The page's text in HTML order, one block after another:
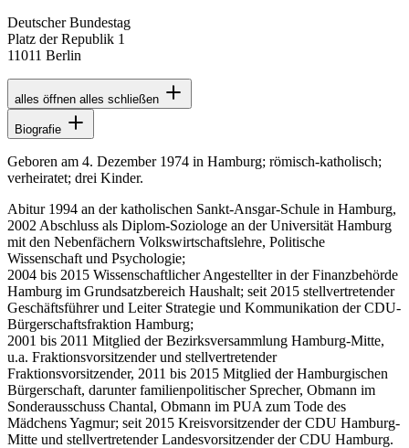
Deutscher Bundestag
Platz der Republik 1
11011 Berlin
alles öffnen alles schließen
Biografie
Geboren am 4. Dezember 1974 in Hamburg; römisch-katholisch;
verheiratet; drei Kinder.
Abitur 1994 an der katholischen Sankt-Ansgar-Schule in Hamburg,
2002 Abschluss als Diplom-Soziologe an der Universität Hamburg
mit den Nebenfächern Volkswirtschaftslehre, Politische
Wissenschaft und Psychologie;
2004 bis 2015 Wissenschaftlicher Angestellter in der Finanzbehörde
Hamburg im Grundsatzbereich Haushalt; seit 2015 stellvertretender
Geschäftsführer und Leiter Strategie und Kommunikation der CDU-
Bürgerschaftsfraktion Hamburg;
2001 bis 2011 Mitglied der Bezirksversammlung Hamburg-Mitte,
u.a. Fraktionsvorsitzender und stellvertretender
Fraktionsvorsitzender, 2011 bis 2015 Mitglied der Hamburgischen
Bürgerschaft, darunter familienpolitischer Sprecher, Obmann im
Sonderausschuss Chantal, Obmann im PUA zum Tode des
Mädchens Yagmur; seit 2015 Kreisvorsitzender der CDU Hamburg-
Mitte und stellvertretender Landesvorsitzender der CDU Hamburg.